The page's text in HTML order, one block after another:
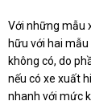
Với những mẫu
hữu với hai
không có, do
nếu có xe xuất
nhanh với mức